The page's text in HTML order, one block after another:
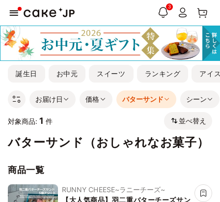
3
誕生日 お中元 スイーツ ランキング アイ
お届け日 価格 バターサンド シーン
対象商品: 1 件 並べ替え
バターサンド（おしゃれなお菓子）
商品一覧
RUNNY CHEESE~ラニーチーズ~
【大人気商品】羽二重バターチーズサン